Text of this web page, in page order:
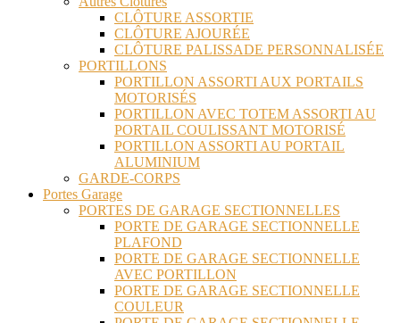
CLÔTURE ASSORTIE
CLÔTURE AJOURÉE
CLÔTURE PALISSADE PERSONNALISÉE
PORTILLONS
PORTILLON ASSORTI AUX PORTAILS
MOTORISÉS
PORTILLON AVEC TOTEM ASSORTI AU
PORTAIL COULISSANT MOTORISÉ
PORTILLON ASSORTI AU PORTAIL
ALUMINIUM
GARDE-CORPS
Portes Garage
PORTES DE GARAGE SECTIONNELLES
PORTE DE GARAGE SECTIONNELLE
PLAFOND
PORTE DE GARAGE SECTIONNELLE
AVEC PORTILLON
PORTE DE GARAGE SECTIONNELLE
COULEUR